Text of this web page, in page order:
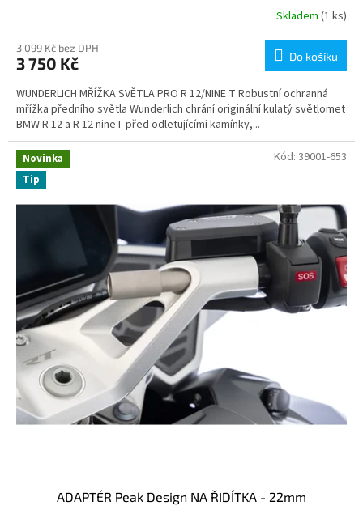
Skladem (1 ks)
3 099 Kč bez DPH
3 750 Kč Do košíku
WUNDERLICH MŘÍŽKA SVĚTLA PRO R 12/NINE T Robustní ochranná
mřížka předního světla Wunderlich chrání originální kulatý světlomet
BMW R 12 a R 12 nineT před odletujícími kamínky,...
Novinka
Tip
ADAPTÉR Peak Design NA ŘIDÍTKA - 22mm
Kód: 39001-653